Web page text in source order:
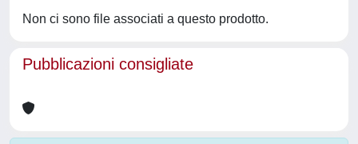
Non ci sono file associati a questo prodotto.
Pubblicazioni consigliate